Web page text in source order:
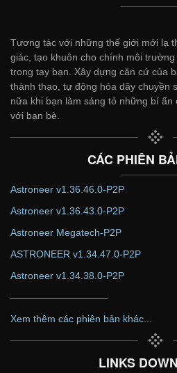
Tương tác với những thế giới mới lạ
giác, tạo khuôn cho chính môi
trong tay bạn. Xây dựng căn cứ của
thành thạo, tự động hóa dây chuyền
nữa khi bạn làm sáng tỏ những bí
với bạn bè.
CÁC PHIÊN
Astroneer v1.36.46.0-P2P
Astroneer v1.36.43.0-P2P
Astroneer Megatech-P2P
ASTRONEER v1.34.47.0-P2P
Astroneer v1.34.38.0-P2P
——————————
Xem thêm các phiên bản khác...
LINKS